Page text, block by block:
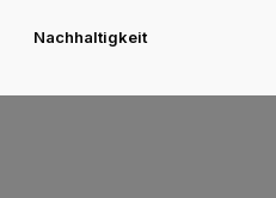
Nachhaltigkeit